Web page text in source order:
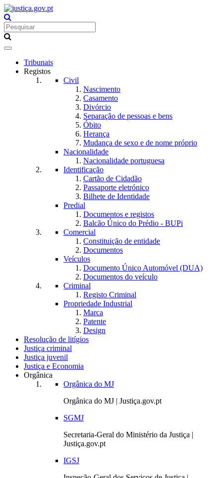
Toggle
navigationTribunais
Registos
Civil
Nascimento
Casamento
Divórcio
Separação de pessoas e bens
Óbito
Herança
Mudança de sexo e de nome próprio
Nacionalidade
Nacionalidade portuguesa
Identificação
Cartão de Cidadão
Passaporte eletrónico
Bilhete de Identidade
Predial
Documentos e registos
Balcão Único do Prédio - BUPi
Comercial
Constituição de entidade
Documentos
Veículos
Documento Único Automóvel (DUA)
Documentos do veículo
Criminal
Registo Criminal
Propriedade Industrial
Marca
Patente
Design
Resolução de litígios
Justiça criminal
Justiça juvenil
Justiça e Economia
Orgânica
Orgânica do MJ
Orgânica do MJ | Justiça.gov.pt
SGMJ
Secretaria-Geral do Ministério da Justiça |
Justiça.gov.pt
IGSJ